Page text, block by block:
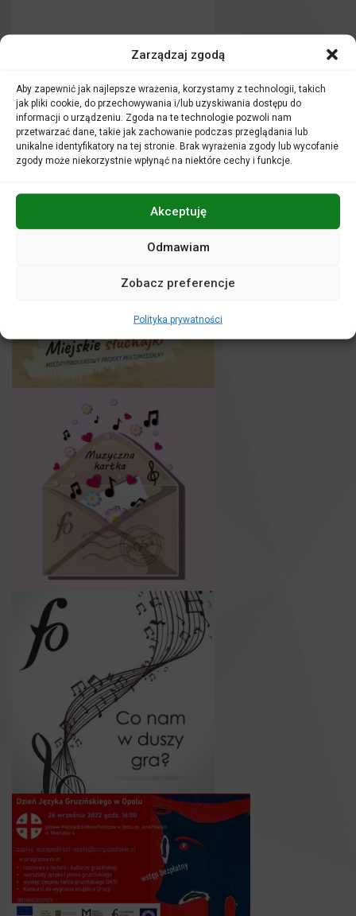
Zarządzaj zgodą
Aby zapewnić jak najlepsze wrażenia, korzystamy z technologii, takich
jak pliki cookie, do przechowywania i/lub uzyskiwania dostępu do
informacji o urządzeniu. Zgoda na te technologie pozwoli nam
przetwarzać dane, takie jak zachowanie podczas przeglądania lub
unikalne identyfikatory na tej stronie. Brak wyrażenia zgody lub wycofanie
zgody może niekorzystnie wpłynąć na niektóre cechy i funkcje.
Akceptuję
Odmawiam
Zobacz preferencje
Polityka prywatności